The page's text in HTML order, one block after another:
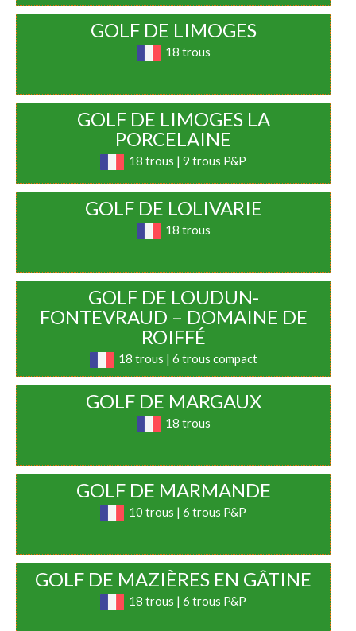
GOLF DE LIMOGES
18 trous
GOLF DE LIMOGES LA
PORCELAINE
18 trous | 9 trous P&P
GOLF DE LOLIVARIE
18 trous
GOLF DE LOUDUN-
FONTEVRAUD – DOMAINE DE
ROIFFÉ
18 trous | 6 trous compact
GOLF DE MARGAUX
18 trous
GOLF DE MARMANDE
10 trous | 6 trous P&P
GOLF DE MAZIÈRES EN GÂTINE
18 trous | 6 trous P&P